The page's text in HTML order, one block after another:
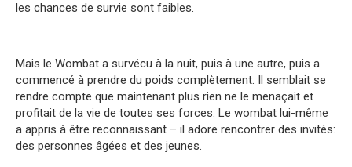
les chances de survie sont faibles.
Mais le Wombat a survécu à la nuit, puis à une autre, puis a
commencé à prendre du poids complètement. Il semblait se
rendre compte que maintenant plus rien ne le menaçait et
profitait de la vie de toutes ses forces. Le wombat lui-même
a appris à être reconnaissant – il adore rencontrer des invités:
des personnes âgées et des jeunes.